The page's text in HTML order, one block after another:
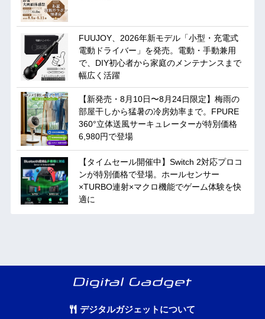
FUUJOY、2026年新モデル「小型・充電式
電動ドライバー」を発売。電動・手動兼用
で、DIY初心者から家庭のメンテナンスまで
幅広く活躍
【新発売・8月10日〜8月24日限定】梅雨の
部屋干しから猛暑の冷房効率まで。FPURE
360°立体送風サーキュレーターが特別価格
6,980円で登場
【タイムセール開催中】Switch 2対応プロコ
ンが特別価格で登場。ホールセンサー
×TURBO連射×マクロ機能でゲーム体験を快
適に
デジタルガジェットについて